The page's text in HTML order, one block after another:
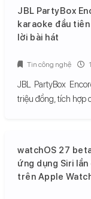
JBL PartyBox
karaoke đầu
lời bài hát
JBL PartyBox
triệu đồng, tích hợp
Tin công nghệ
watchOS 27
ứng dụng Siri lần
trên Apple